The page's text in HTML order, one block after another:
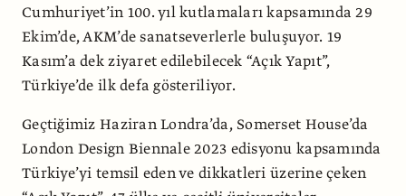
Cumhuriyet’in 100. yıl kutlamaları kapsamında 29
Ekim’de, AKM’de sanatseverlerle buluşuyor. 19
Kasım’a dek ziyaret edilebilecek “Açık Yapıt”,
Türkiye’de ilk defa gösteriliyor.
Geçtiğimiz Haziran Londra’da, Somerset House’da
London Design Biennale 2023 edisyonu kapsamında
Türkiye’yi temsil eden ve dikkatleri üzerine çeken